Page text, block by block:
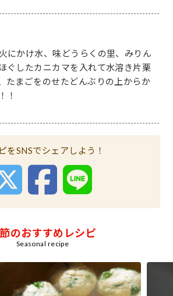
にかけ水、味どうらくの里、みりん
ぐしたカニカマを入れて水溶き片栗
たまごをのせたどんぶりの上からか
！
をSNSでシェアしよう！
のおすすめレシピ
Seasonal recipe